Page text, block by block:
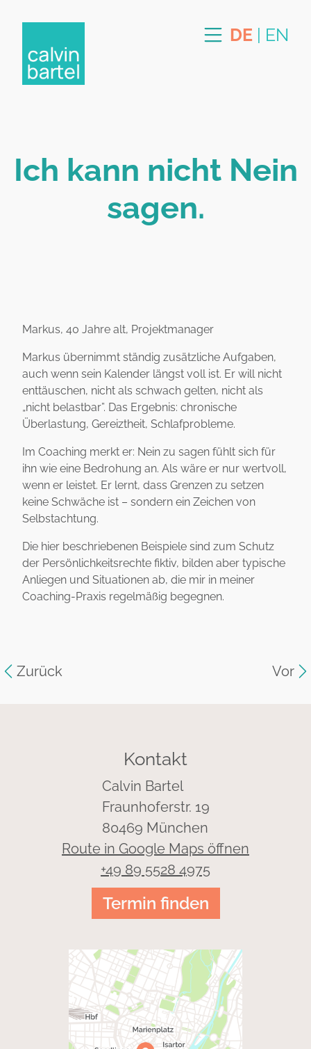
DE | EN
Ich kann nicht Nein
sagen.
Markus, 40 Jahre alt, Projektmanager
Markus übernimmt ständig zusätzliche Aufgaben,
auch wenn sein Kalender längst voll ist. Er will nicht
enttäuschen, nicht als schwach gelten, nicht als
„nicht belastbar”. Das Ergebnis: chronische
Überlastung, Gereiztheit, Schlafprobleme.
Im Coaching merkt er: Nein zu sagen fühlt sich für
ihn wie eine Bedrohung an. Als wäre er nur wertvoll,
wenn er leistet. Er lernt, dass Grenzen zu setzen
keine Schwäche ist – sondern ein Zeichen von
Selbstachtung.
Die hier beschriebenen Beispiele sind zum Schutz
der Persönlichkeitsrechte fiktiv, bilden aber typische
Anliegen und Situationen ab, die mir in meiner
Coaching-Praxis regelmäßig begegnen.
Zurück Vor
Kontakt
Calvin Bartel
Fraunhoferstr. 19
80469 München
Route in Google Maps öffnen
+49 89 5528 4975
Termin finden